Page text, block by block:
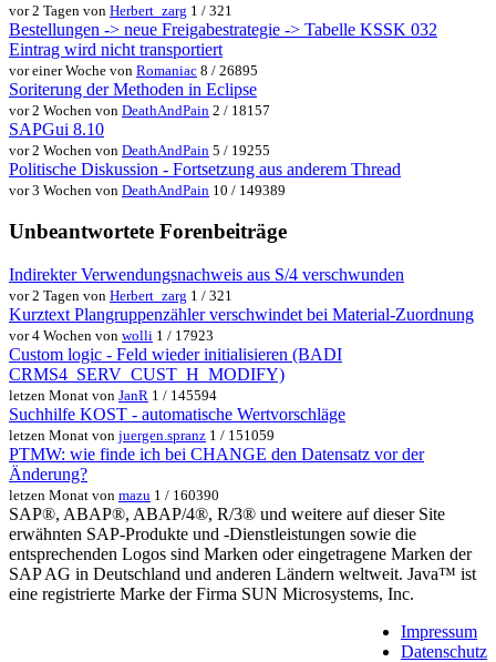
vor 2 Tagen von Herbert_zarg 1 / 321
Bestellungen -> neue Freigabestrategie -> Tabelle KSSK 032
Eintrag wird nicht transportiert
vor einer Woche von Romaniac 8 / 26895
Soriterung der Methoden in Eclipse
vor 2 Wochen von DeathAndPain 2 / 18157
SAPGui 8.10
vor 2 Wochen von DeathAndPain 5 / 19255
Politische Diskussion - Fortsetzung aus anderem Thread
vor 3 Wochen von DeathAndPain 10 / 149389
Unbeantwortete Forenbeiträge
Indirekter Verwendungsnachweis aus S/4 verschwunden
vor 2 Tagen von Herbert_zarg 1 / 321
Kurztext Plangruppenzähler verschwindet bei Material-Zuordnung
vor 4 Wochen von wolli 1 / 17923
Custom logic - Feld wieder initialisieren (BADI
CRMS4_SERV_CUST_H_MODIFY)
letzen Monat von JanR 1 / 145594
Suchhilfe KOST - automatische Wertvorschläge
letzen Monat von juergen.spranz 1 / 151059
PTMW: wie finde ich bei CHANGE den Datensatz vor der
Änderung?
letzen Monat von mazu 1 / 160390
SAP®, ABAP®, ABAP/4®, R/3® und weitere auf dieser Site
erwähnten SAP-Produkte und -Dienstleistungen sowie die
entsprechenden Logos sind Marken oder eingetragene Marken der
SAP AG in Deutschland und anderen Ländern weltweit. Java™ ist
eine registrierte Marke der Firma SUN Microsystems, Inc.
Impressum
Datenschutz